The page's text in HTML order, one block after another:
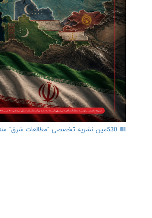
🟥 530مین نشریه تخصصی "مطالعات شرق" منتشر شد.